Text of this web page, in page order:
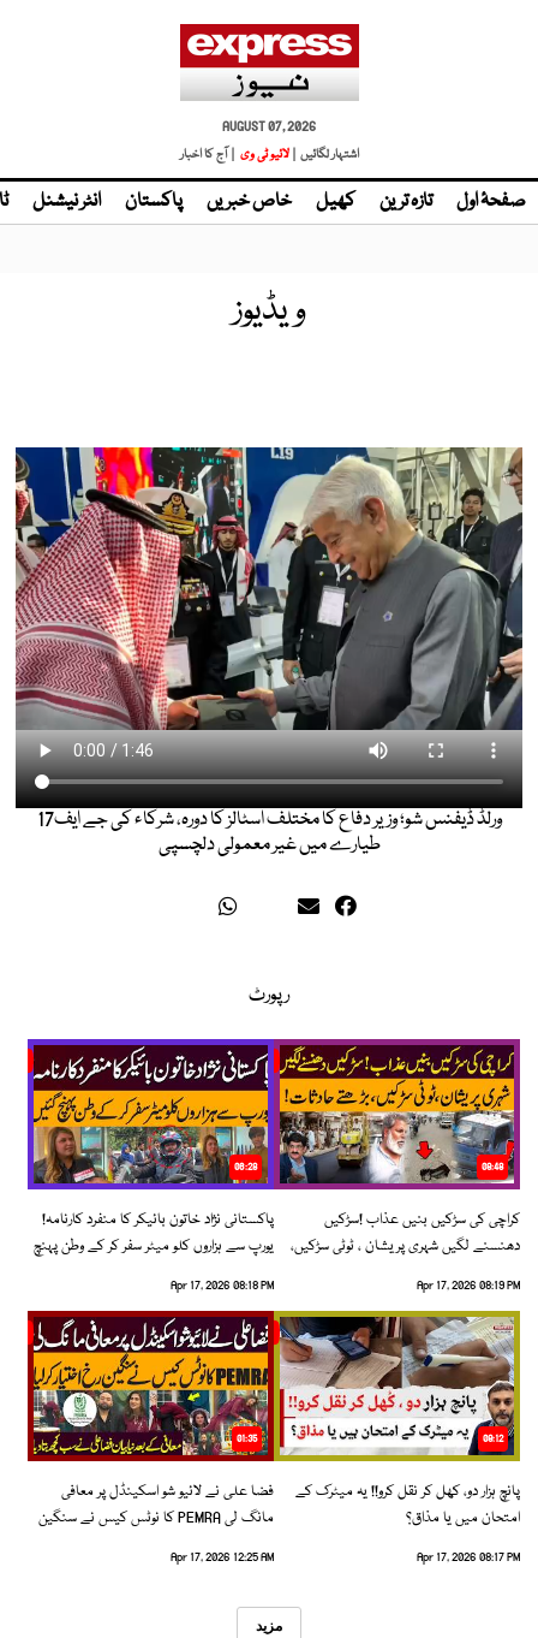
AUGUST 07, 2026
اشتہار لگائیں | لائیو ٹی وی | آج کا اخبار
صفحۂ اول تازہ ترین کھیل خاص خبریں پاکستان انٹر نیشنل
ویڈیوز
ورلڈ ڈیفنس شو؛ وزیر دفاع کا مختلف اسٹالز کا دورہ، شرکاء کی جے ایف17
طیارے میں غیر معمولی دلچسپی
رپورٹ
08:48
کراچی کی سڑکیں بنیں عذاب !سڑکیں
دھنسنے لگیں شہری پریشان ، ٹوٹی سڑکیں،
Apr 17, 2026 08:19 PM
06:28
پاکستانی نژاد خاتون بائیکر کا منفرد کارنامہ!
یورپ سے ہزاروں کلو میٹر سفر کر کے وطن پہنچ
Apr 17, 2026 08:18 PM
09:12
پانچ ہزار دو، کھل کر نقل کرو!! یہ میٹرک کے
امتحان میں یا مذاق؟
Apr 17, 2026 08:17 PM
01:35
فضا علی نے لائیو شو اسکینڈل پر معافی
مانگ لی PEMRA کا نوٹس کیس نے سنگین
Apr 17, 2026 12:25 AM
مزید